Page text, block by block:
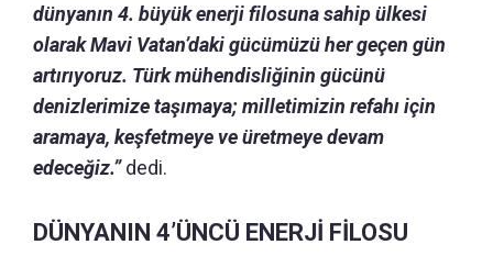
dünyanın 4. büyük enerji filosuna sahip ülkesi
olarak Mavi Vatan’daki gücümüzü her geçen gün
artırıyoruz. Türk mühendisliğinin gücünü
denizlerimize taşımaya; milletimizin refahı için
aramaya, keşfetmeye ve üretmeye devam
edeceğiz.”dedi.
DÜNYANIN 4’ÜNCÜ ENERJİ FİLOSU